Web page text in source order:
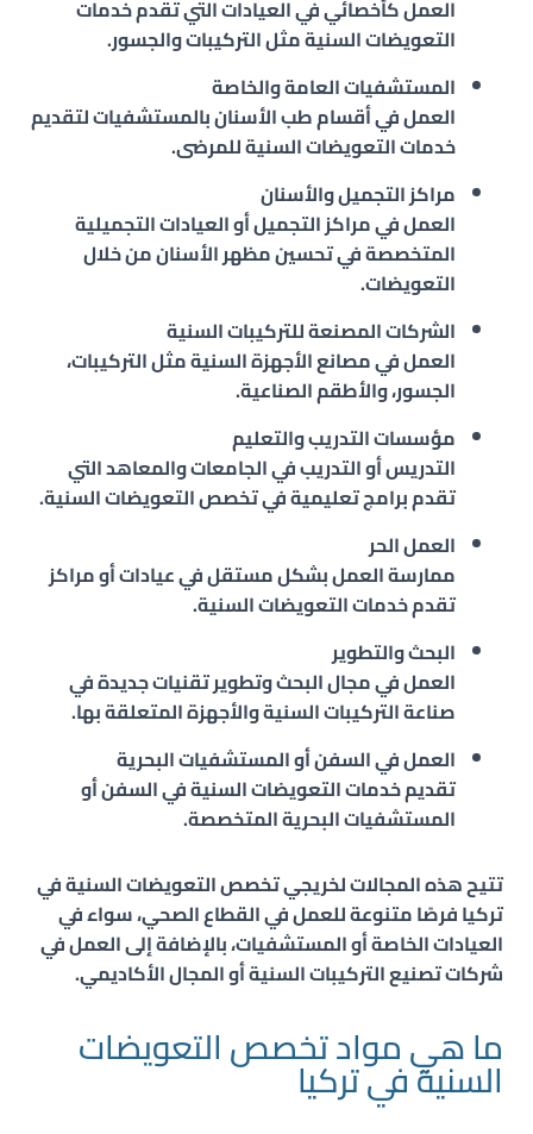
العمل كأخصائي في العيادات التي تقدم خدمات
التعويضات السنية مثل التركيبات والجسور.
المستشفيات العامة والخاصة
العمل في أقسام طب الأسنان بالمستشفيات لتقديم
خدمات التعويضات السنية للمرضى.
مراكز التجميل والأسنان
العمل في مراكز التجميل أو العيادات التجميلية
المتخصصة في تحسين مظهر الأسنان من خلال
التعويضات.
الشركات المصنعة للتركيبات السنية
العمل في مصانع الأجهزة السنية مثل التركيبات،
الجسور، والأطقم الصناعية.
مؤسسات التدريب والتعليم
التدريس أو التدريب في الجامعات والمعاهد التي
تقدم برامج تعليمية في تخصص التعويضات السنية.
العمل الحر
ممارسة العمل بشكل مستقل في عيادات أو مراكز
تقدم خدمات التعويضات السنية.
البحث والتطوير
العمل في مجال البحث وتطوير تقنيات جديدة في
صناعة التركيبات السنية والأجهزة المتعلقة بها.
العمل في السفن أو المستشفيات البحرية
تقديم خدمات التعويضات السنية في السفن أو
المستشفيات البحرية المتخصصة.
تتيح هذه المجالات لخريجي تخصص التعويضات السنية في
تركيا فرصًا متنوعة للعمل في القطاع الصحي، سواء في
العيادات الخاصة أو المستشفيات، بالإضافة إلى العمل في
شركات تصنيع التركيبات السنية أو المجال الأكاديمي.
ما هي مواد تخصص التعويضات
السنية في تركيا